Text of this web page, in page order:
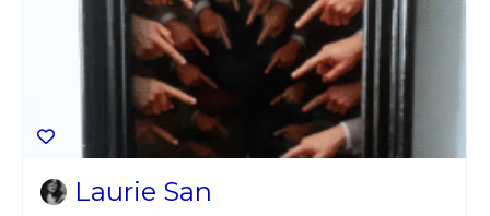
Laurie San